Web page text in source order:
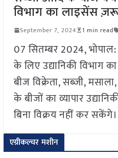
विभाग का लाइसेंस
September 7, 2024 1 min read
07 सितम्बर 2024,
के लिए उद्यानिकी विभाग
बीज विक्रेता, सब्जी,
के बीजों का व्यापार
बिना विक्रय नहीं कर सकेंगे।
एग्रीकल्चर मशीन